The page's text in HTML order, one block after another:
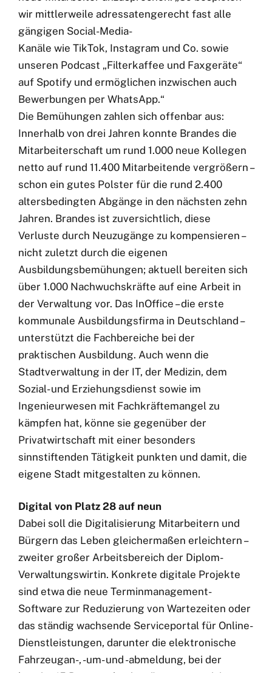
wir mittlerweile adressatengerecht fast alle
gängigen Social-Media-
Kanäle wie TikTok, Instagram und Co. sowie
unseren Podcast „Filterkaffee und Faxgeräte“
auf Spotify und ermöglichen inzwischen auch
Bewerbungen per WhatsApp.“
Die Bemühungen zahlen sich offenbar aus:
Innerhalb von drei Jahren konnte Brandes die
Mitarbeiterschaft um rund 1.000 neue Kollegen
netto auf rund 11.400 Mitarbeitende vergrößern –
schon ein gutes Polster für die rund 2.400
altersbedingten Abgänge in den nächsten zehn
Jahren. Brandes ist zuversichtlich, diese
Verluste durch Neuzugänge zu kompensieren –
nicht zuletzt durch die eigenen
Ausbildungsbemühungen; aktuell bereiten sich
über 1.000 Nachwuchskräfte auf eine Arbeit in
der Verwaltung vor. Das InOffice – die erste
kommunale Ausbildungsfirma in Deutschland –
unterstützt die Fachbereiche bei der
praktischen Ausbildung. Auch wenn die
Stadtverwaltung in der IT, der Medizin, dem
Sozial- und Erziehungsdienst sowie im
Ingenieurwesen mit Fachkräftemangel zu
kämpfen hat, könne sie gegenüber der
Privatwirtschaft mit einer besonders
sinnstiftenden Tätigkeit punkten und damit, die
eigene Stadt mitgestalten zu können.
Digital von Platz 28 auf neun
Dabei soll die Digitalisierung Mitarbeitern und
Bürgern das Leben gleichermaßen erleichtern –
zweiter großer Arbeitsbereich der Diplom-
Verwaltungswirtin. Konkrete digitale Projekte
sind etwa die neue Terminmanagement-
Software zur Reduzierung von Wartezeiten oder
das ständig wachsende Serviceportal für Online-
Dienstleistungen, darunter die elektronische
Fahrzeugan-, -um- und -abmeldung, bei der